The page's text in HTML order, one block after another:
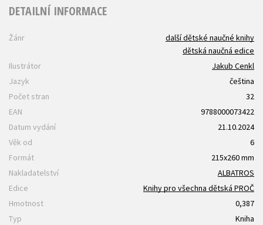
DETAILNÍ INFORMACE
Žánr
další dětské naučné knihy
dětská naučná edice
Ilustrátor
Jakub Cenkl
Jazyk
čeština
Počet stran
32
EAN
9788000073422
Datum vydání
21.10.2024
Věk od
6
Formát
215x260 mm
Nakladatelství
ALBATROS
Edice
Knihy pro všechna dětská PROČ
Hmotnost
0,387
Typ
Kniha